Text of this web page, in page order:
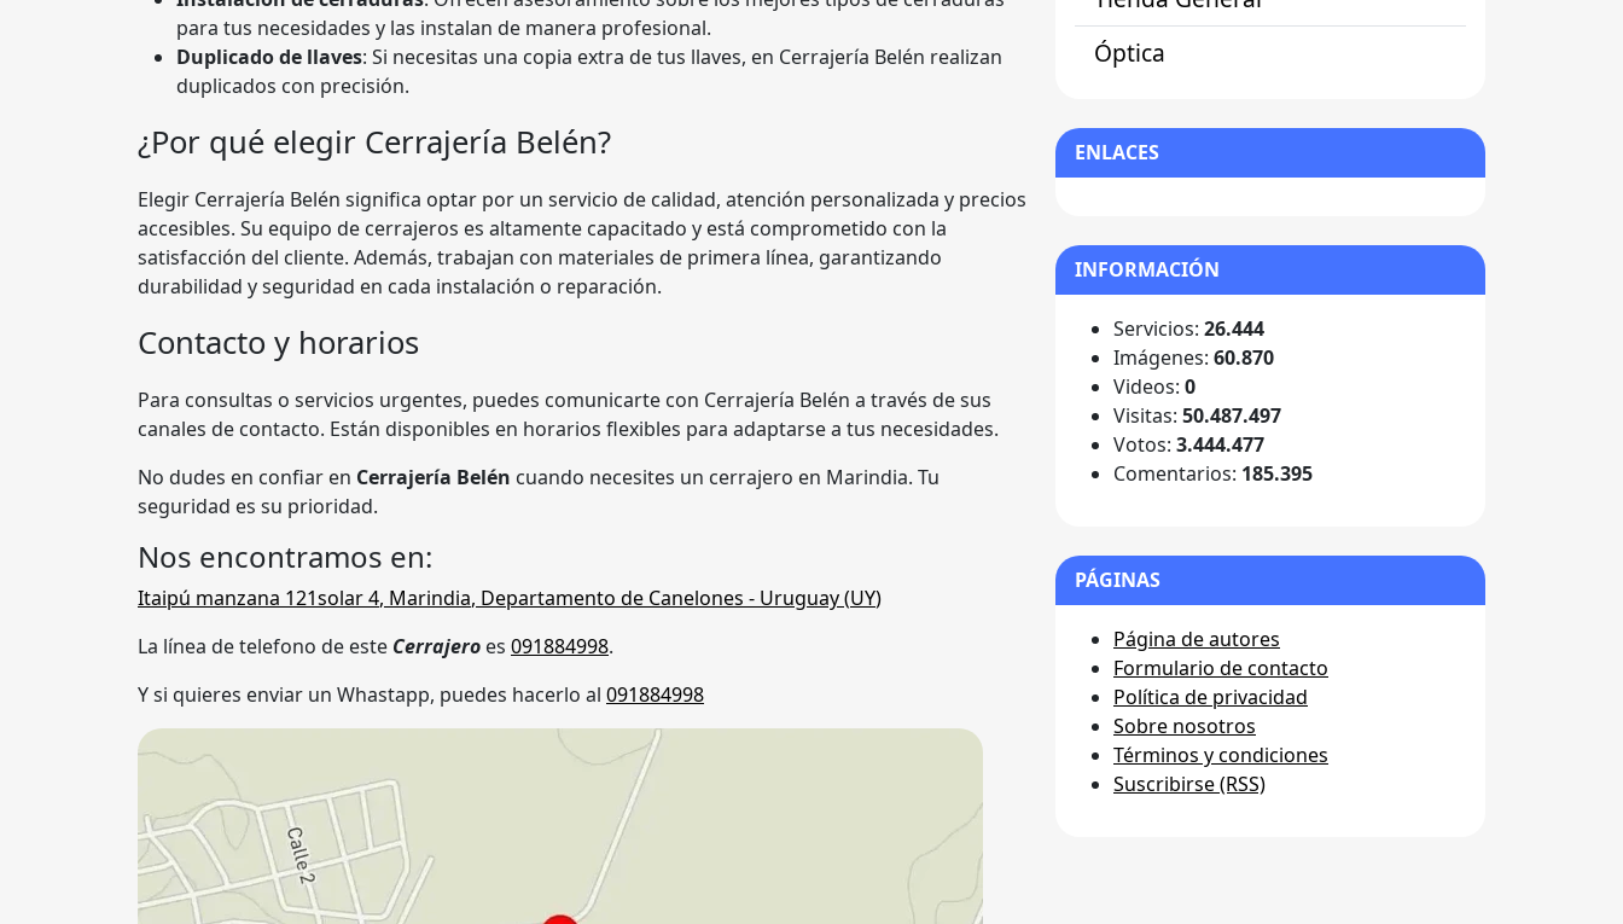
para tus necesidades y las instalan de manera profesional.
Duplicado de llaves: Si necesitas una copia extra de tus llaves, en Cerrajería Belén realizan
duplicados con precisión.
¿Por qué elegir Cerrajería Belén?
Elegir Cerrajería Belén significa optar por un servicio de calidad, atención personalizada y precios
accesibles. Su equipo de cerrajeros es altamente capacitado y está comprometido con la
satisfacción del cliente. Además, trabajan con materiales de primera línea, garantizando
durabilidad y seguridad en cada instalación o reparación.
Contacto y horarios
Para consultas o servicios urgentes, puedes comunicarte con Cerrajería Belén a través de sus
canales de contacto. Están disponibles en horarios flexibles para adaptarse a tus necesidades.
No dudes en confiar en Cerrajería Belén cuando necesites un cerrajero en Marindia. Tu
seguridad es su prioridad.
Nos encontramos en:
Itaipú manzana 121solar 4, Marindia, Departamento de Canelones - Uruguay (UY)
La línea de telefono de este Cerrajero es 091884998.
Y si quieres enviar un Whastapp, puedes hacerlo al 091884998
Óptica
ENLACES
INFORMACIÓN
Servicios: 26.444
Imágenes: 60.870
Videos: 0
Visitas: 50.487.497
Votos: 3.444.477
Comentarios: 185.395
PÁGINAS
Página de autores
Formulario de contacto
Política de privacidad
Sobre nosotros
Términos y condiciones
Suscribirse (RSS)